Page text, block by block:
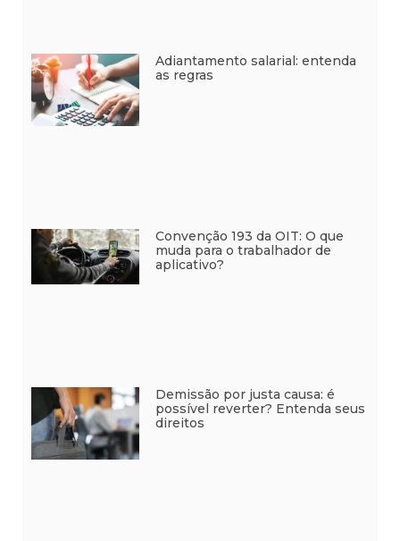
Adiantamento salarial: entenda
as regras
Convenção 193 da OIT: O que
muda para o trabalhador de
aplicativo?
Demissão por justa causa: é
possível reverter? Entenda seus
direitos